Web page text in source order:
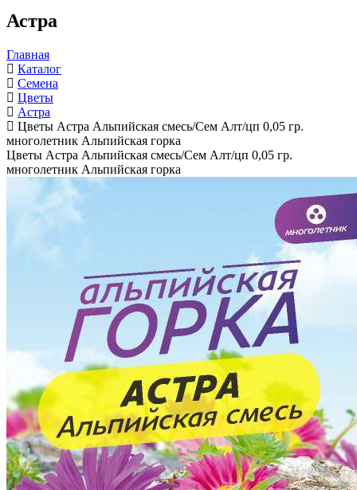
Астра
Главная
Каталог
Семена
Цветы
Астра
Цветы Астра Альпийская смесь/Сем Алт/цп 0,05 гр.
многолетник Альпийская горка
Цветы Астра Альпийская смесь/Сем Алт/цп 0,05 гр.
многолетник Альпийская горка